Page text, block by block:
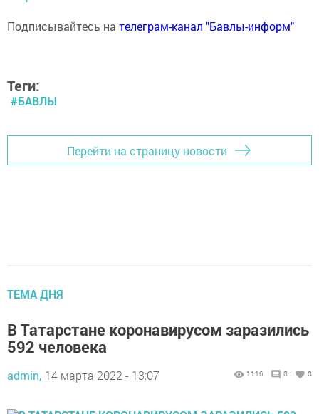
Подписывайтесь на телеграм-канал "Бавлы-информ"
Теги:
#БАВЛЫ
Перейти на страницу новости
ТЕМА ДНЯ
В Татарстане коронавирусом заразились
592 человека
admin, 14 марта 2022 - 13:07 1116 0 0